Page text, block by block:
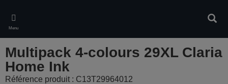
main
content
Menu
Multipack 4-colours 29XL Claria
Home Ink
Référence produit : C13T29964012